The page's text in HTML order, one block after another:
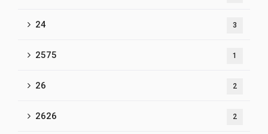
24 3
2575 1
26 2
2626 2